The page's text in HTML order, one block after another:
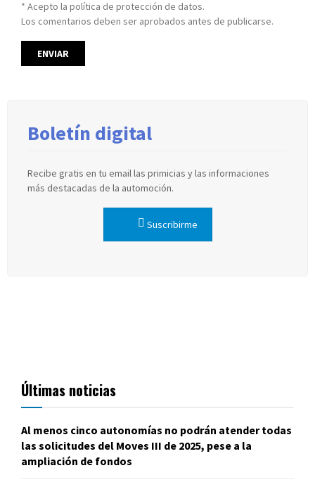
* Acepto la política de protección de datos.
Los comentarios deben ser aprobados antes de publicarse.
Boletín digital
Recibe gratis en tu email las primicias y las informaciones
más destacadas de la automoción.
Suscribirme
Últimas noticias
Al menos cinco autonomías no podrán atender todas
las solicitudes del Moves III de 2025, pese a la
ampliación de fondos